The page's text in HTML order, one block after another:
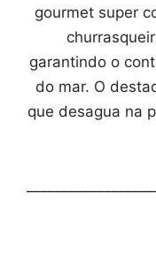
gourmet super
garantindo o
do mar. O
que desagua na